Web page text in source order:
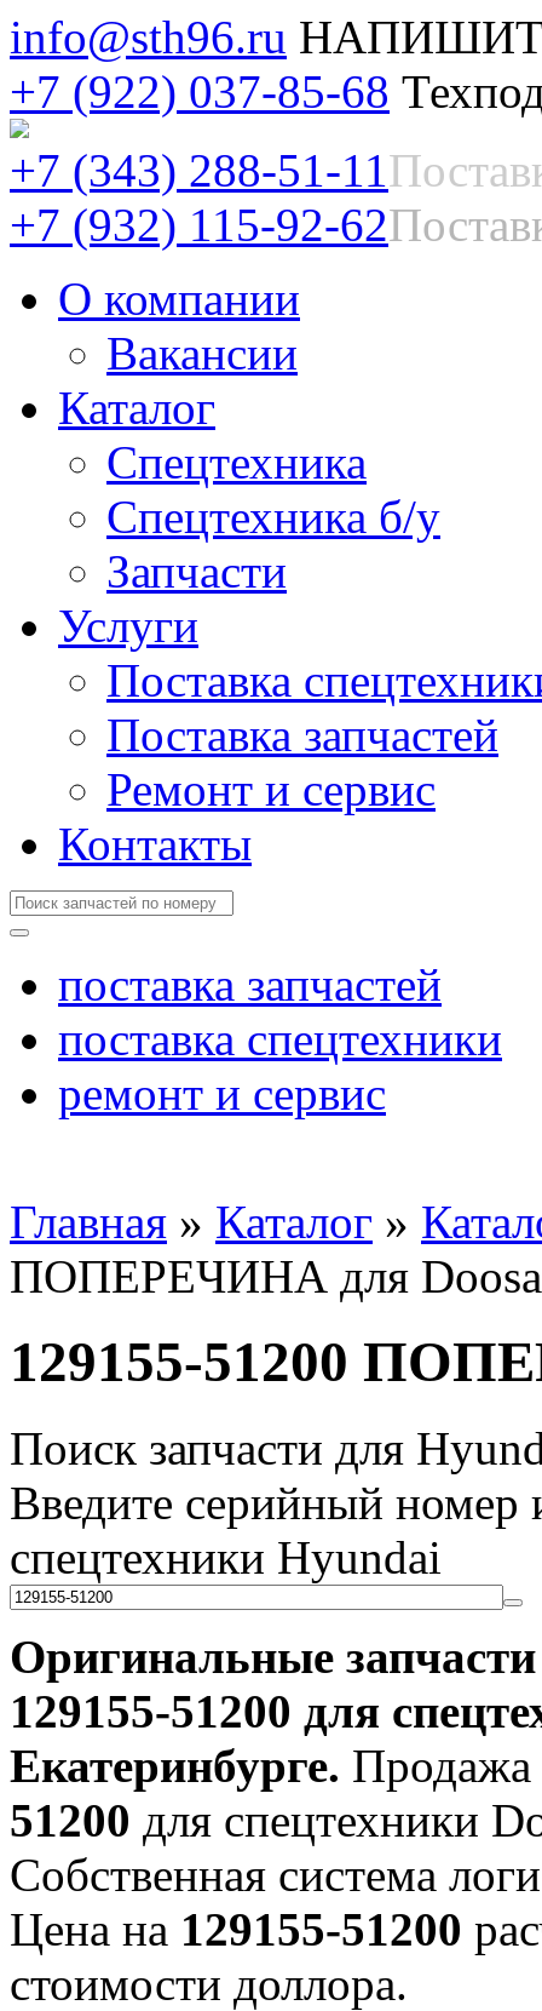
info@sth96.ru
+7 (922) 037-85-68
+7 (343) 288-51-11
+7 (932) 115-92-62
О компании
Вакансии
Каталог
Спецтехника
Спецтехника б/у
Запчасти
Услуги
Поставка
Поставка запчастей
Ремонт и сервис
Контакты
поставка запчастей
поставка спецтехники
ремонт и сервис
Главная » Каталог »
ПОПЕРЕЧИНА для
129155-51200
Поиск запчасти для
Введите серийный номер
спецтехники Hyundai
Оригинальные
129155-51200 для
Екатеринбурге. Продажа
51200 для спецтехники
Собственная система
Цена на 129155-51200
стоимости доллора.